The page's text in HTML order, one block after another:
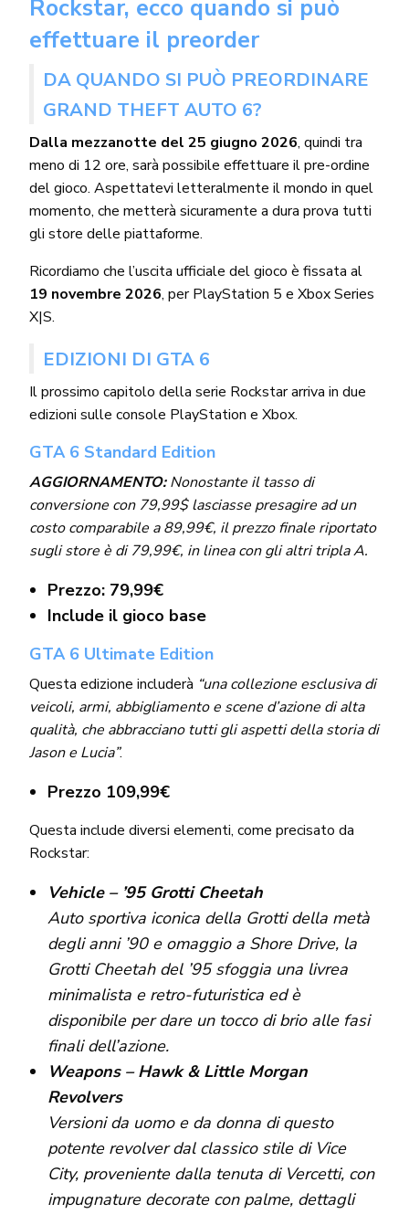
Rockstar, ecco quando si può
effettuare il preorder
DA QUANDO SI PUÒ PREORDINARE
GRAND THEFT AUTO 6?
Dalla mezzanotte del 25 giugno 2026, quindi tra
meno di 12 ore, sarà possibile effettuare il pre-ordine
del gioco. Aspettatevi letteralmente il mondo in quel
momento, che metterà sicuramente a dura prova tutti
gli store delle piattaforme.
Ricordiamo che l’uscita ufficiale del gioco è fissata al
19 novembre 2026, per PlayStation 5 e Xbox Series
X|S.
EDIZIONI DI GTA 6
Il prossimo capitolo della serie Rockstar arriva in due
edizioni sulle console PlayStation e Xbox.
GTA 6 Standard Edition
AGGIORNAMENTO:Nonostante il tasso di
conversione con 79,99$ lasciasse presagire ad un
costo comparabile a 89,99€, il prezzo finale riportato
sugli store è di 79,99€, in linea con gli altri tripla A.
Prezzo: 79,99€
Include il gioco base
GTA 6 Ultimate Edition
Questa edizione includerà “una collezione esclusiva di
veicoli, armi, abbigliamento e scene d’azione di alta
qualità, che abbracciano tutti gli aspetti della storia di
Jason e Lucia”.
Prezzo 109,99€
Questa include diversi elementi, come precisato da
Rockstar:
Vehicle – ’95 Grotti Cheetah
Auto sportiva iconica della Grotti della metà
degli anni ’90 e omaggio a Shore Drive, la
Grotti Cheetah del ’95 sfoggia una livrea
minimalista e retro-futuristica ed è
disponibile per dare un tocco di brio alle fasi
finali dell’azione.
Weapons – Hawk & Little Morgan
Revolvers
Versioni da uomo e da donna di questo
potente revolver dal classico stile di Vice
City, proveniente dalla tenuta di Vercetti, con
impugnature decorate con palme, dettagli